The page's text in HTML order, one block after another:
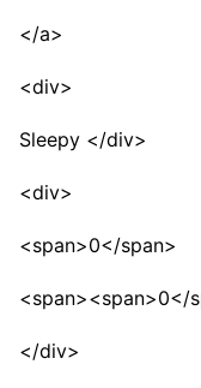
</a>
<div>
Sleepy </div>
<div>
<span>0</span>
<span><span>0</
</div>